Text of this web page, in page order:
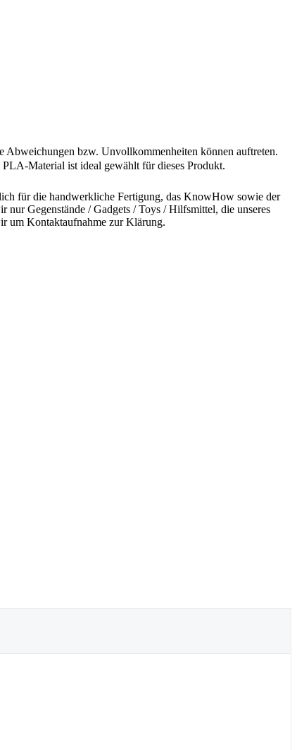
bzw. Unvollkommenheiten können auftreten.
Material ist ideal gewählt für dieses Produkt.
für die handwerkliche Fertigung, das KnowHow sowie der
Gegenstände / Gadgets / Toys / Hilfsmittel, die unseres
um Kontaktaufnahme zur Klärung.